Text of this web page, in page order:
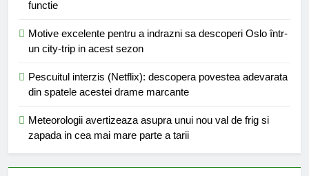
functie
Motive excelente pentru a indrazni sa descoperi Oslo într-
un city-trip in acest sezon
Pescuitul interzis (Netflix): descopera povestea adevarata
din spatele acestei drame marcante
Meteorologii avertizeaza asupra unui nou val de frig si
zapada in cea mai mare parte a tarii